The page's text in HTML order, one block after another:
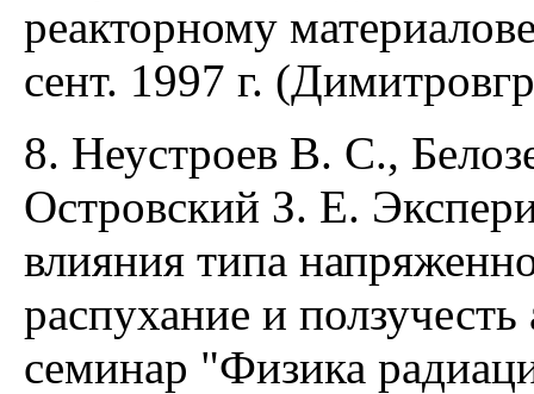
реакторному
сент. 1997 г.
8. Неустроев В. С.,
Островский З. Е.
влияния типа
распухание и
семинар "Физика